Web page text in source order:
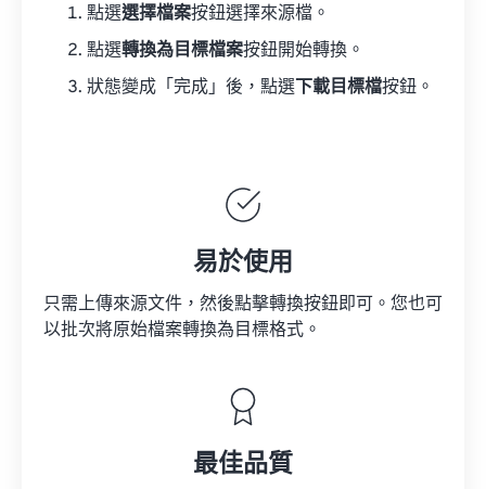
點選選擇檔案按鈕選擇來源檔。
點選轉換為目標檔案按鈕開始轉換。
狀態變成「完成」後，點選 下載目標檔按鈕。
易於使用
只需上傳來源文件，然後點擊轉換按鈕即可。您也可
以批次將原始檔案轉換為目標格式。
最佳品質